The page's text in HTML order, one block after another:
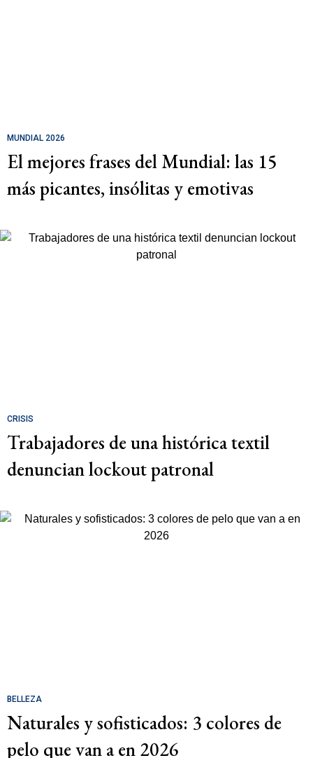
MUNDIAL 2026
El mejores frases del Mundial: las 15
más picantes, insólitas y emotivas
CRISIS
Trabajadores de una histórica textil
denuncian lockout patronal
BELLEZA
Naturales y sofisticados: 3 colores de
pelo que van a en 2026